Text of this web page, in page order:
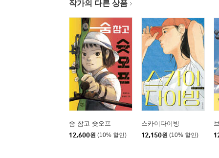
작가의 다른 상품
숨 참고 슛오프
12,600원 (10% 할인)
스카이다이빙
12,150원 (10% 할인)